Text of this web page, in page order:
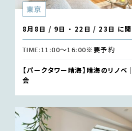
東京
8月8日 / 9日 ・ 22日 / 23日 に開
TIME:11:00〜16:00※要予約
【パークタワー晴海】晴海のリノベ
会